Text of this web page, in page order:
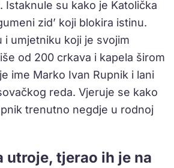
Istaknule su kako je Katolička
zid’ koji blokira istinu.
i umjetniku koji je svojim
od 200 crkava i kapela širom
ime Marko Ivan Rupnik i lani
reda. Vjeruje se kako
trenutno negdje u rodnoj
utroje, tjerao ih je na